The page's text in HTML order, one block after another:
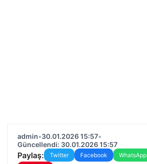
admin•30.01.2026 15:57•
Güncellendi: 30.01.2026 15:57
Paylaş: Twitter Facebook WhatsApp